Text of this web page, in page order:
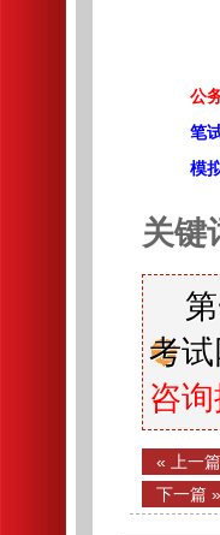
公
笔
模
关键
考试
咨
« 上一篇
下一篇 »